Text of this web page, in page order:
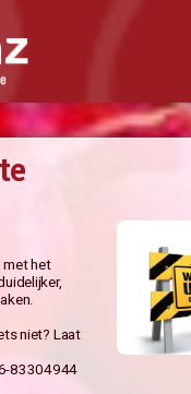
bezig met het
hem duidelijker,
te maken.